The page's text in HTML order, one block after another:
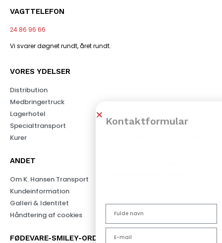
VAGTTELEFON
24 86 96 66
Vi svarer døgnet rundt, året rundt.
VORES YDELSER
Distribution
Medbringertruck
Lagerhotel
Specialtransport
Kurer
ANDET
Om K. Hansen Transport
Kundeinformation
Galleri & Identitet
Håndtering af cookies
FØDEVARE-SMILEY-ORDNING
Kontaktformular